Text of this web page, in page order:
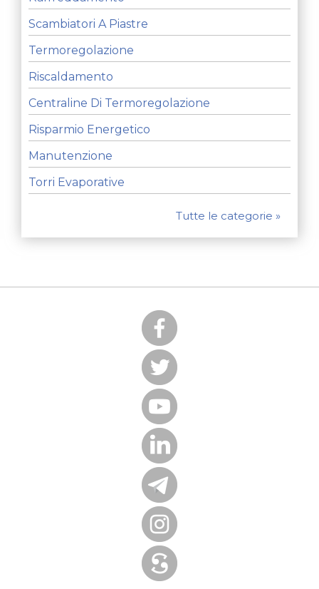
Scambiatori A Piastre
Termoregolazione
Riscaldamento
Centraline Di Termoregolazione
Risparmio Energetico
Manutenzione
Torri Evaporative
Tutte le categorie »